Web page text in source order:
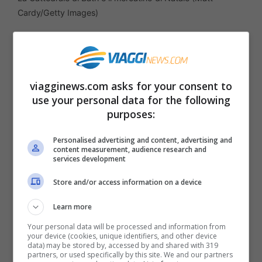
Cardy/Getty Images)
Volando in Inghilterra, un mercatino di
Natale molto bello e caratteristico è quello
diBath, sotto l’imponente Cattedrale. Qui
più di 170 chalet in legno vi aspettano con
specialità gastronomiche. Lo scenario è
molto suggestivo e tra casette di legno e
luci scintillanti vengono allestiti spettacoli,
concerti e Christmas carols. Dal 24
novembre all’11 dicembre. Da lunedì a
mercoledì 10.00 – 19.00, da giovedì a
viagginews.com asks for your consent to
use your personal data for the following
purposes:
Personalised advertising and content, advertising and
content measurement, audience research and
services development
Store and/or access information on a device
Learn more
Your personal data will be processed and information from
your device (cookies, unique identifiers, and other device
data) may be stored by, accessed by and shared with 319
partners, or used specifically by this site. We and our partners